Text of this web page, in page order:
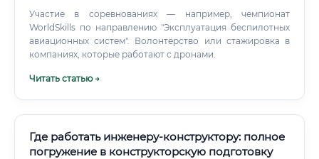
Участие в соревнованиях — например, чемпионат
WorldSkills по направлению "Эксплуатация беспилотных
авиационных систем". Волонтёрство или стажировка в
компаниях, которые работают с дронами.
Читать статью →
Где работать инженеру-конструктору: полное
погружение в конструкторскую подготовку